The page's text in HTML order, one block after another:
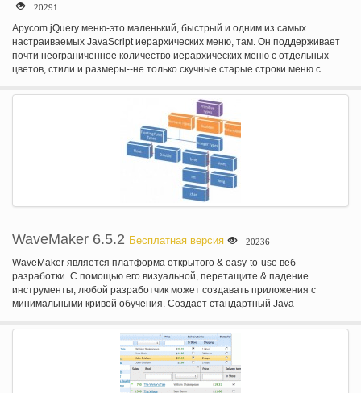
20291
Apycom jQuery меню-это маленький, быстрый и одним из самых
настраиваемых JavaScript иерархических меню, там. Он поддерживает
почти неограниченное количество иерархических меню с отдельных
цветов, стили и размеры--не только скучные старые строки меню с
меню/эффекты анимации. Это меню может работать как чистый CSS
всплывающего меню; Существует не JavaScript используется для
WaveMaker 6.5.2 Бесплатная версия 20236
WaveMaker является платформа открытого & easy-to-use веб-
разработки. С помощью его визуальной, перетащите & падение
инструменты, любой разработчик может создавать приложения с
минимальными кривой обучения. Создает стандартный Java-
основанный на Весна/Hibernate/додзё. WaveMaker приложения облако-
готовы и можно развернуть для Amazon EC2 и Rackspace. WaveMaker
подперто 29000 сильный разработчик сообщества.